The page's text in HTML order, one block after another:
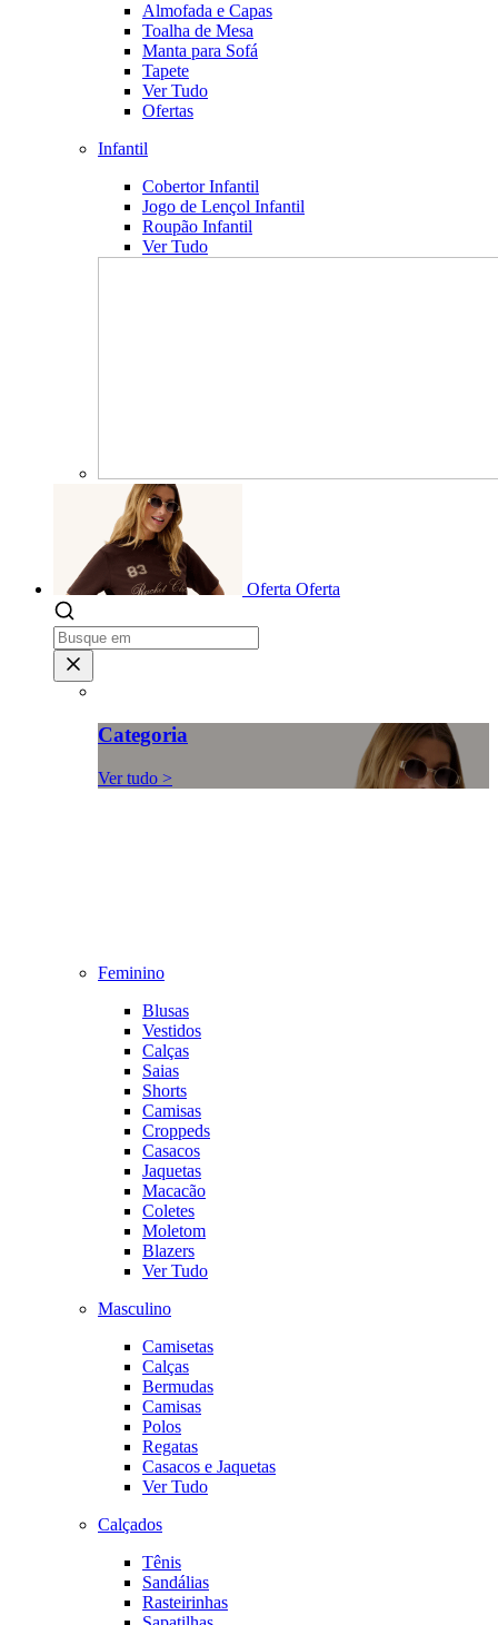
Almofada e Capas
Toalha de Mesa
Manta para Sofá
Tapete
Ver Tudo
Ofertas
Infantil
Cobertor Infantil
Jogo de Lençol Infantil
Roupão Infantil
Ver Tudo
Oferta Oferta
Categoria
Ver tudo >
Feminino
Blusas
Vestidos
Calças
Saias
Shorts
Camisas
Croppeds
Casacos
Jaquetas
Macacão
Coletes
Moletom
Blazers
Ver Tudo
Masculino
Camisetas
Calças
Bermudas
Camisas
Polos
Regatas
Casacos e Jaquetas
Ver Tudo
Calçados
Tênis
Sandálias
Rasteirinhas